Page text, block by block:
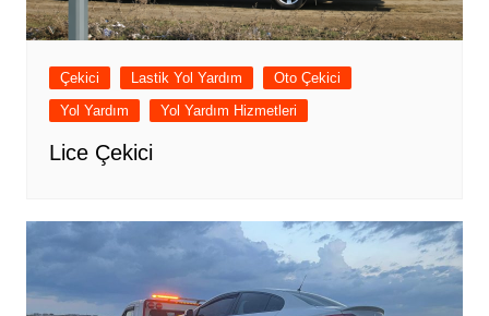
Çekici Lastik Yol Yardım
Oto Çekici
Yol Yardım
Yol Yardım Hizmetleri
Lice Çekici